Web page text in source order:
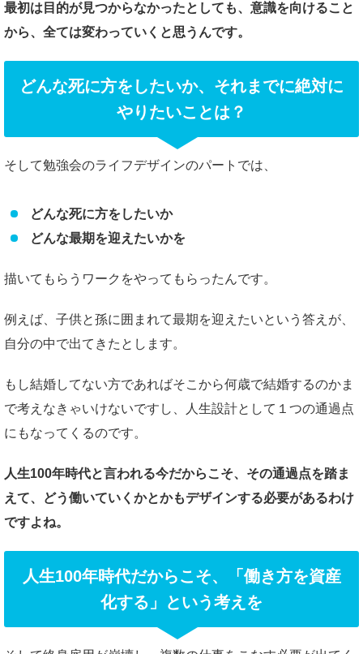
最初は目的が見つからなかったとしても、意識を向けること
から、全ては変わっていくと思うんです。
どんな死に方をしたいか、それまでに絶対に
やりたいことは？
そして勉強会のライフデザインのパートでは、
どんな死に方をしたいか
どんな最期を迎えたいかを
描いてもらうワークをやってもらったんです。
例えば、子供と孫に囲まれて最期を迎えたいという答えが、
自分の中で出てきたとします。
もし結婚してない方であればそこから何歳で結婚するのかま
で考えなきゃいけないですし、人生設計として１つの通過点
にもなってくるのです。
人生100年時代と言われる今だからこそ、その通過点を踏ま
えて、どう働いていくかとかもデザインする必要があるわけ
ですよね。
人生100年時代だからこそ、「働き方を資産
化する」という考えを